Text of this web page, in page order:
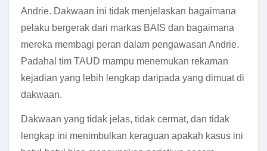
Andrie. Dakwaan ini tidak menjelaskan bagaimana
pelaku bergerak dari markas BAIS dan bagaimana
mereka membagi peran dalam pengawasan Andrie.
Padahal tim TAUD mampu menemukan rekaman
kejadian yang lebih lengkap daripada yang dimuat di
dakwaan.
Dakwaan yang tidak jelas, tidak cermat, dan tidak
lengkap ini menimbulkan keraguan apakah kasus ini